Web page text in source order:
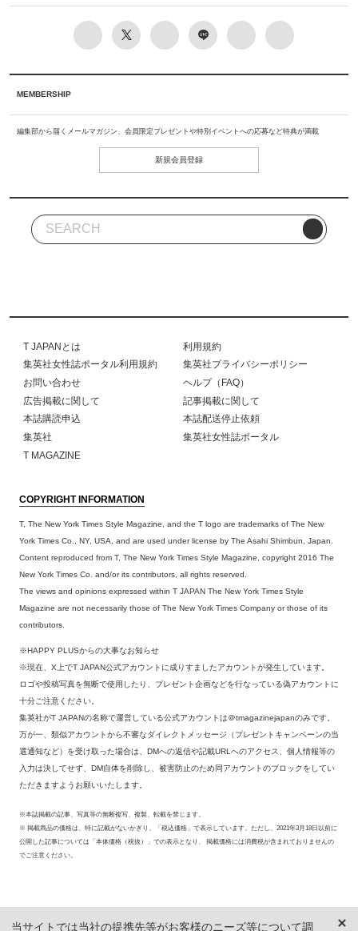
MEMBERSHIP
編集部から届くメールマガジン、会員限定プレゼントや特別イベントへの応募など特典が満載
新規会員登録
T JAPANとは
利用規約
集英社女性誌ポータル利用規約
集英社プライバシーポリシー
お問い合わせ
ヘルプ（FAQ）
広告掲載に関して
記事掲載に関して
本誌購読申込
本誌配送停止依頼
集英社
集英社女性誌ポータル
T MAGAZINE
COPYRIGHT INFORMATION
T, The New York Times Style Magazine, and the T logo are trademarks of The New
York Times Co., NY, USA, and are used under license by The Asahi Shimbun, Japan.
Content reproduced from T, The New York Times Style Magazine, copyright 2016 The
New York Times Co. and/or its contributors, all rights reserved.
The views and opinions expressed within T JAPAN The New York Times Style
Magazine are not necessarily those of The New York Times Company or those of its
contributors.
※HAPPY PLUSからの大事なお知らせ
※現在、X上でT JAPAN公式アカウントに成りすましたアカウントが発生しています。
ロゴや投稿写真を無断で使用したり、プレゼント企画などを行なっている偽アカウントに
十分ご注意ください。
集英社がT JAPANの名称で運営している公式アカウントは＠tmagazinejapanのみです。
万が一、類似アカウントから不審なダイレクトメッセージ（プレゼントキャンペーンの当
選通知など）を受け取った場合は、DMへの返信や記載URLへのアクセス、個人情報等の
入力は決してせず、DM自体を削除し、被害防止のため同アカウントのブロックをしてい
ただきますようお願いいたします。
※本誌掲載の記事、写真等の無断複写、複製、転載を禁じます。
※ 掲載商品の価格は、特に記載がないかぎり、「税込価格」で表示しています。ただし、2021年3月18日以前に
公開した記事については「本体価格（税抜）」での表示となり、 掲載価格には消費税が含まれておりませんの
でご注意ください。
当サイトでは当社の提携先等がお客様のニーズ等について調